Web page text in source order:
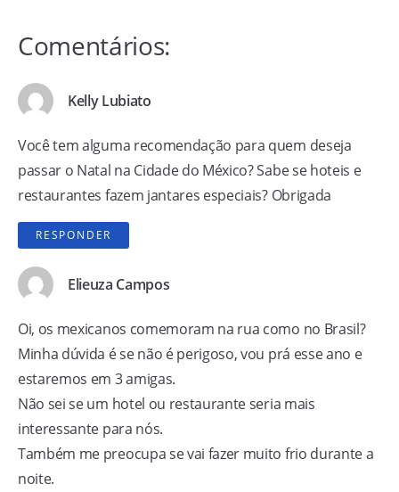
Comentários:
Kelly Lubiato
Você tem alguma recomendação para quem deseja
passar o Natal na Cidade do México? Sabe se hoteis e
restaurantes fazem jantares especiais? Obrigada
RESPONDER
Elieuza Campos
Oi, os mexicanos comemoram na rua como no Brasil?
Minha dúvida é se não é perigoso, vou prá esse ano e
estaremos em 3 amigas.
Não sei se um hotel ou restaurante seria mais
interessante para nós.
Também me preocupa se vai fazer muito frio durante a
noite.